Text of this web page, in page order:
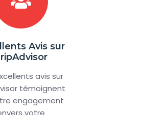
Avis sur
avis sur
témoignent
engagement
votre